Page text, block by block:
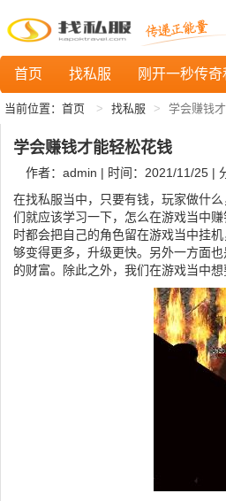
首页 找私服 刚开一秒传奇
当前位置： 首页 找私服 学会赚钱
学会赚钱才能轻松花钱
作者：admin | 时间：2021/11/25 |
在找私服当中，只要有钱，玩家做什
们就应该学习一下，怎么在游戏当中
时都会把自己的角色留在游戏当中挂
够变得更多，升级更快。另外一方面
的财富。除此之外，我们在游戏当中